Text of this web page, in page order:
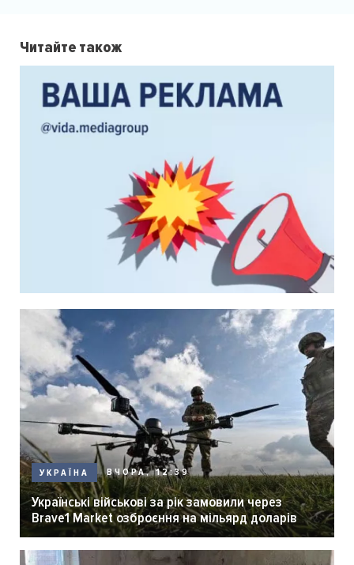
Читайте також
УКРАЇНА ВЧОРА, 12:39
Українські військові за рік замовили через
Brave1 Market озброєння на мільярд доларів